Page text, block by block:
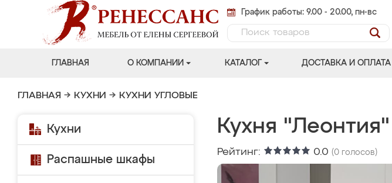
График работы: 9.00 - 20.00, пн-вс
ГЛАВНАЯ О КОМПАНИИ КАТАЛОГ ДОСТАВКА И ОПЛАТА
ГЛАВНАЯ → КУХНИ → КУХНИ УГЛОВЫЕ
Кухни
Распашные шкафы
Кухня "Леонтия"
Рейтинг: 0.0 (0 голосов)